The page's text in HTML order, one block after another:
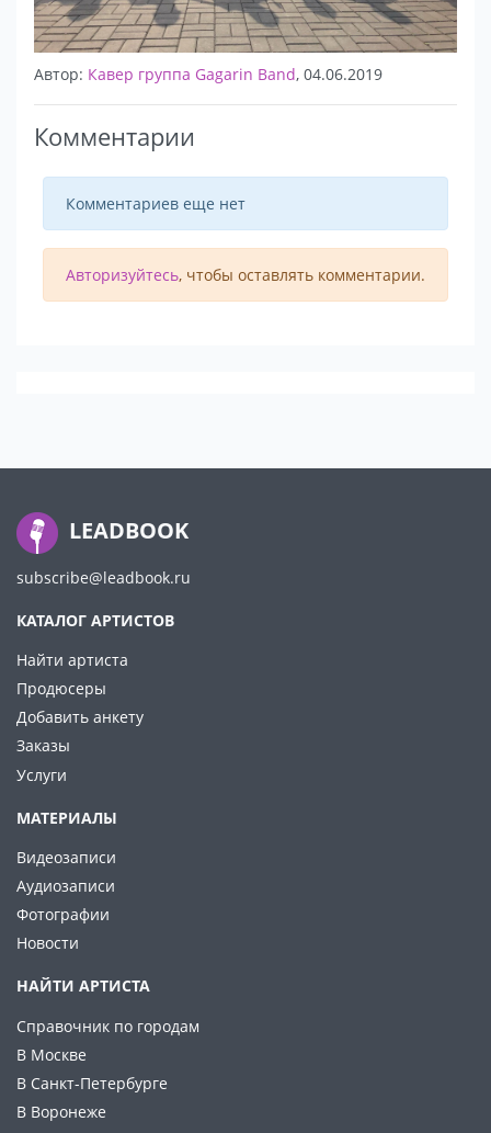
Автор: Кавер группа Gagarin Band, 04.06.2019
Комментарии
Комментариев еще нет
Авторизуйтесь, чтобы оставлять комментарии.
LEADBOOK
subscribe@leadbook.ru
КАТАЛОГ АРТИСТОВ
Найти артиста
Продюсеры
Добавить анкету
Заказы
Услуги
МАТЕРИАЛЫ
Видеозаписи
Аудиозаписи
Фотографии
Новости
НАЙТИ АРТИСТА
Справочник по городам
В Москве
В Санкт-Петербурге
В Воронеже